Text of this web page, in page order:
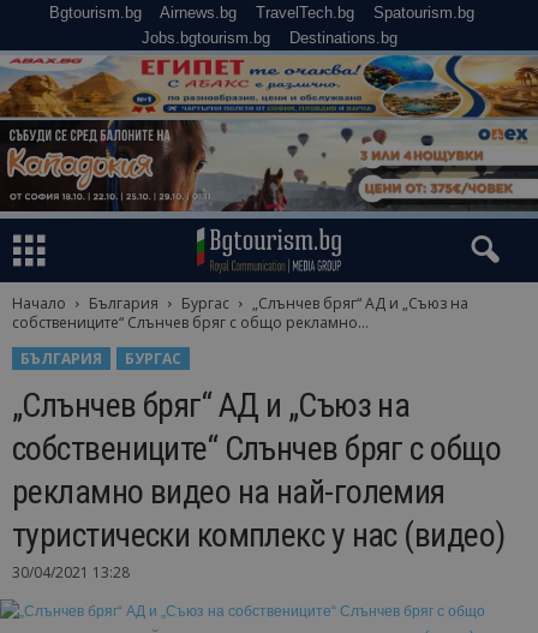
Bgtourism.bg Airnews.bg TravelTech.bg
Spatourism.bg
Jobs.bgtourism.bg
Destinations.bg
Начало България Бургас
„Слънчев бряг“ АД и „Съюз на
собствениците“ Слънчев бряг с общо рекламно...
БЪЛГАРИЯ
БУРГАС
„Слънчев бряг“ АД и „Съюз на
собствениците“ Слънчев бряг с общо
рекламно видео на най-големия
туристически комплекс у нас (видео)
30/04/2021 13:28